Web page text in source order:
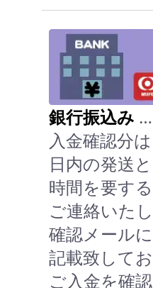
銀行振込み
入金確認分
日内の発送
時間を要す
ご連絡いた
確認メール
記載致してお
ご入金を確